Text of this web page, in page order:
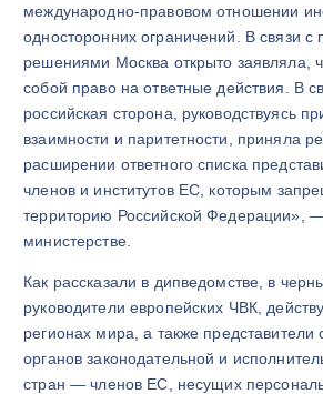
международно-правовом отношении
односторонних ограничений. В связи
решениями Москва открыто заявляла,
собой право на ответные действия. В
российская сторона, руководствуясь
взаимности и паритетности, приняла
расширении ответного списка
членов и институтов ЕС, которым
территорию Российской Федерации»,
министерстве.
Как рассказали в дипведомстве, в
руководители европейских ЧВК,
регионах мира, а также представители
органов законодательной и
стран — членов ЕС, несущих